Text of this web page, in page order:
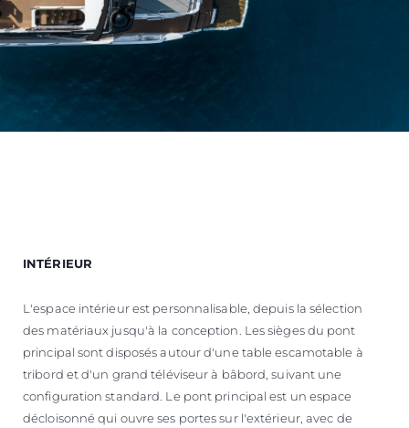
INTÉRIEUR
L'espace intérieur est personnalisable, depuis la sélection
des matériaux jusqu'à la conception. Les sièges du pont
principal sont disposés autour d'une table escamotable à
tribord et d'un grand téléviseur à bâbord, suivant une
configuration standard. Le pont principal est un espace
décloisonné qui ouvre ses portes sur l'extérieur, avec de